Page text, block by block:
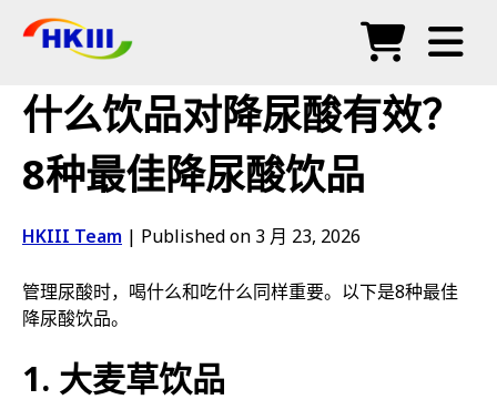
常见问题
博客
授权代理
商店
什么饮品对降尿酸有效？
8种最佳降尿酸饮品
HKIII Team | Published on 3 月 23, 2026
管理尿酸时，喝什么和吃什么同样重要。以下是8种最佳
降尿酸饮品。
1. 大麦草饮品